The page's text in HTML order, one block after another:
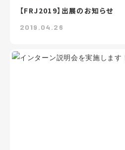
【FRJ2019】出展のお知らせ
2019.04.26